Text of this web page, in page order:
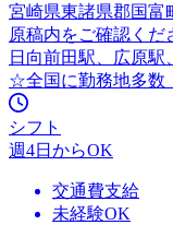
宮崎県東諸県郡国富
原稿内をご確認くだ
日向前田駅、広原駅
☆全国に勤務地多数
シフト
週4日からOK
交通費支給
未経験OK